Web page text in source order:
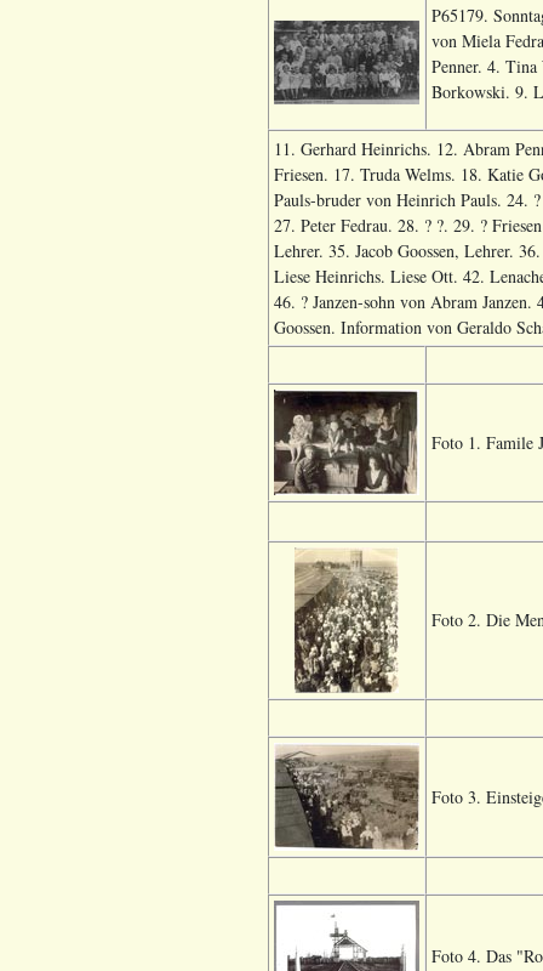
P65179.
von Miela
Penner. 4.
Borkowski. 9.
11. Gerhard Heinrichs. 12. Abram
Friesen. 17. Truda Welms. 18. Katie
Pauls-bruder von Heinrich Pauls. 24.
27. Peter Fedrau. 28. ? ?. 29. ?
Lehrer. 35. Jacob Goossen, Lehrer.
Liese Heinrichs. Liese Ott. 42.
46. ? Janzen-sohn von Abram
Goossen. Information von Geraldo
Foto 1. Famile
Foto 2. Die
Foto 3.
Foto 4. Das